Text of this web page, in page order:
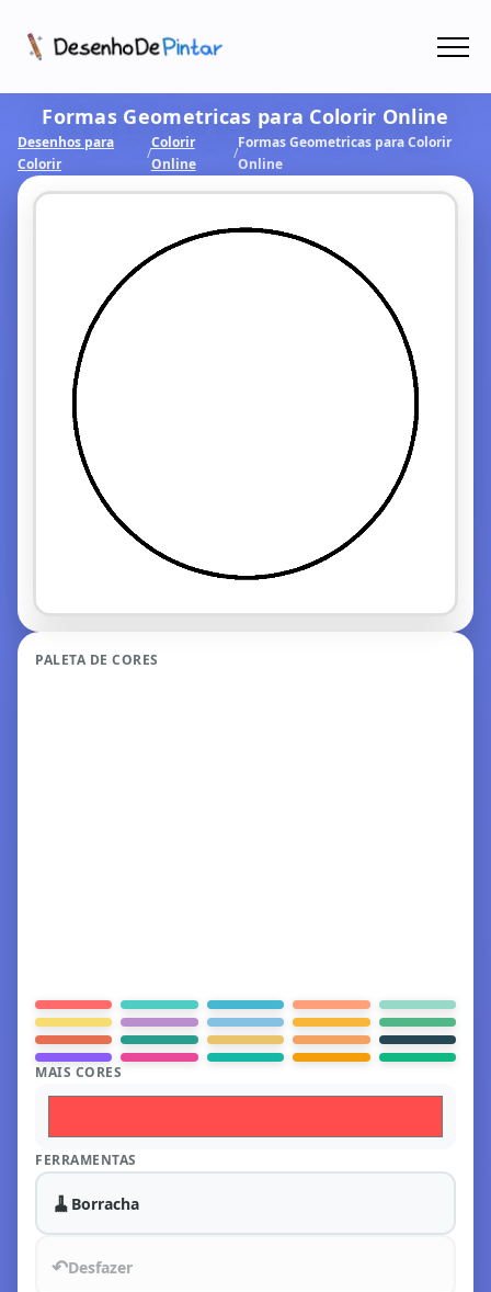
Coletâneas de Desenhos - PDF
Colorir Online
Formas Geometricas para Colorir Online
Desenhos para
Colorir
/
Colorir
Online
/
Formas Geometricas para Colorir
Online
PALETA DE CORES
MAIS CORES
FERRAMENTAS
🧹 Borracha
↶Desfazer